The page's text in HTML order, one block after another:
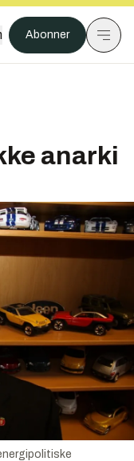
Abonner
anarki